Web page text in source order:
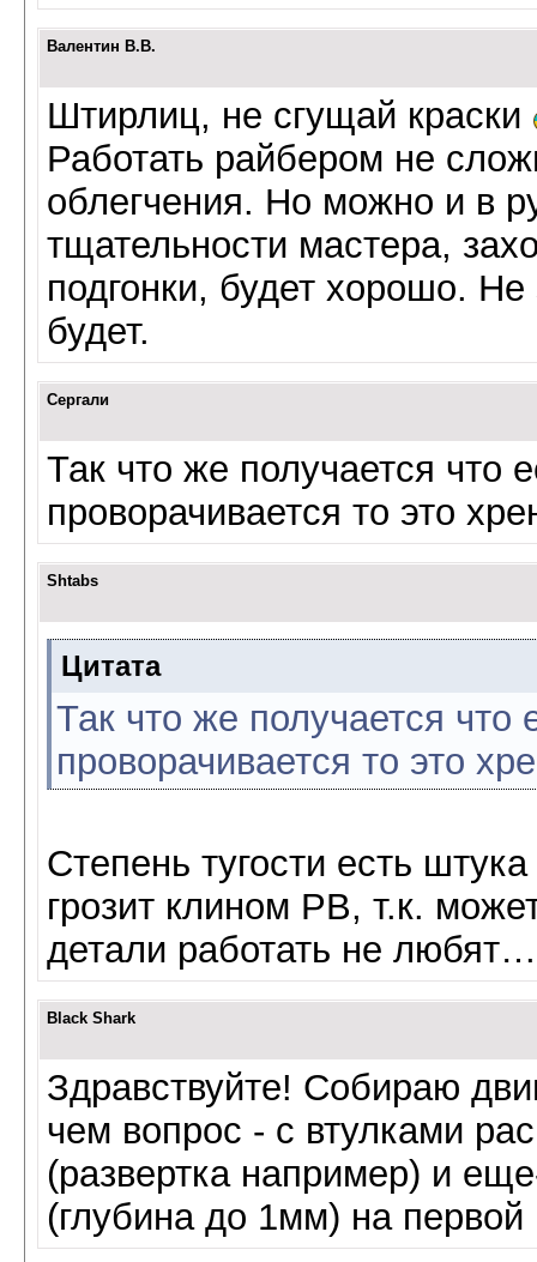
Валентин В.В.
Штирлиц, не сгущай краски
Работать райбером не
облегчения. Но можно и в
тщательности мастера,
подгонки, будет хорошо. Не
будет.
Сергали
Так что же получается что
проворачивается то это
Shtabs
Цитата
Так что же получается что
проворачивается то это
Степень тугости есть
грозит клином РВ, т.к.
детали работать не
Black Shark
Здравствуйте! Собираю
чем вопрос - с втулками
(развертка например) и
(глубина до 1мм) на первой